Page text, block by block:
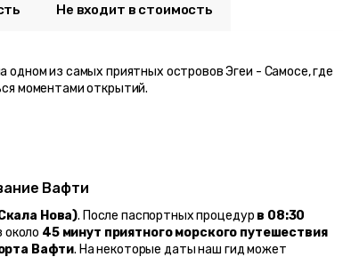
Не входит в стоимость
одном из самых приятных островов Эгеи - Самосе, где
моментами открытий.
Вафти
Нова). После паспортных процедур в 08:30
около 45 минут приятного морского путешествия
Вафти. На некоторые даты наш гид может